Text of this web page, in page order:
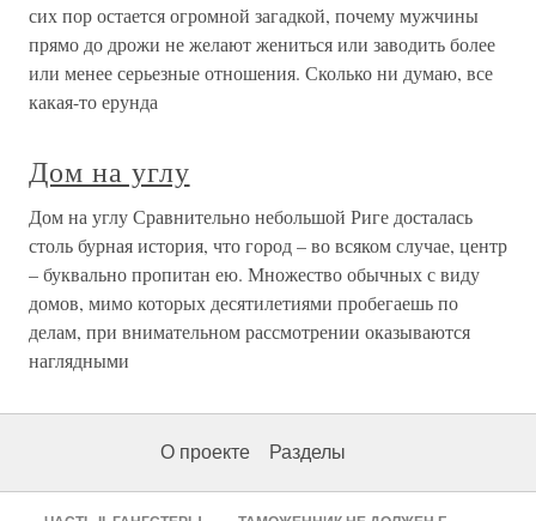
сих пор остается огромной загадкой, почему мужчины
прямо до дрожи не желают жениться или заводить более
или менее серьезные отношения. Сколько ни думаю, все
какая-то ерунда
Дом на углу
Дом на углу Сравнительно небольшой Риге досталась
столь бурная история, что город – во всяком случае, центр
– буквально пропитан ею. Множество обычных с виду
домов, мимо которых десятилетиями пробегаешь по
делам, при внимательном рассмотрении оказываются
наглядными
О проекте Разделы